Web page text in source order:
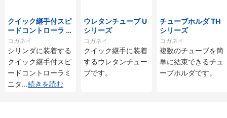
クイック継手付スピ
ードコントローラ ス
タンダードタイプ S
C□-M・SS□-Mシ
リーズ
コガネイ
シリンダに装着する
クイック継手付スピ
ードコントローラミ
ニタ...続きを読む
ウレタンチューブ U
シリーズ
コガネイ
クイック継手に装着
するウレタンチュー
ブです。
チューブホルダ TH
シリーズ
コガネイ
複数のチューブを簡
単に結束できるチュ
ーブホルダです。